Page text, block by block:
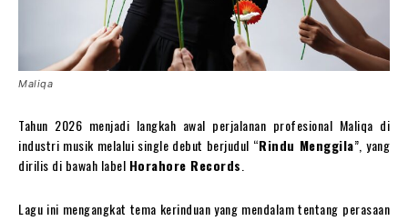
Maliqa
Tahun 2026 menjadi langkah awal perjalanan profesional Maliqa di
industri musik melalui single debut berjudul “Rindu Menggila”, yang
dirilis di bawah label Horahore Records⁠.
Lagu ini mengangkat tema kerinduan yang mendalam tentang perasaan